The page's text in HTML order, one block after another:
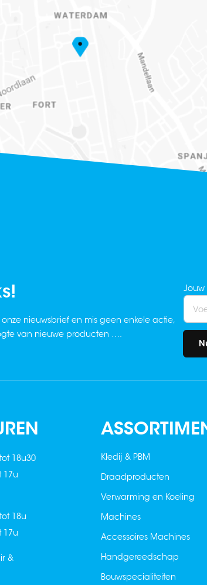
nieuwsbrief en mis geen enkele actie,
van nieuwe producten ….
Jouw
18u30
17u
18u
17u
&
Kledij & PBM
Draadproducten
Verwarming en Koeling
Machines
Accessoires Machines
Handgereedschap
Bouwspecialiteiten